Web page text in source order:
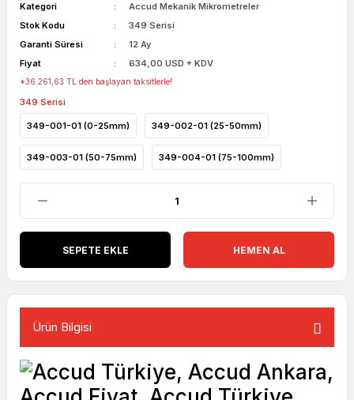
Kategori
Accud Mekanik Mikrometreler
Stok Kodu
349 Serisi
Garanti Süresi
12 Ay
Fiyat
634,00 USD + KDV
*36.261,63 TL den başlayan taksitlerle!
349 Serisi
349-001-01 (0-25mm) 349-002-01 (25-50mm)
349-003-01 (50-75mm) 349-004-01 (75-100mm)
SEPETE EKLE HEMEN AL
Ürün Bilgisi